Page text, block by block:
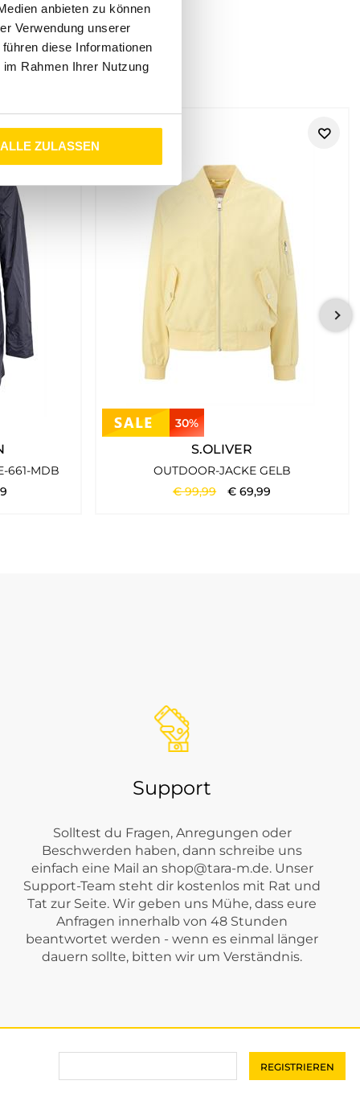
anbieten zu können
Verwendung unserer
diese Informationen
Rahmen Ihrer Nutzung
ALLE ZULASSEN
661-MDB
30%
S.OLIVER
OUTDOOR-JACKE GELB
€99,99 €69,99
Support
Solltest du Fragen, Anregungen oder
Beschwerden haben, dann schreibe uns
einfach eine Mail an shop@tara-m.de. Unser
Support-Team steht dir kostenlos mit Rat und
Tat zur Seite. Wir geben uns Mühe, dass eure
Anfragen innerhalb von 48 Stunden
beantwortet werden - wenn es einmal länger
dauern sollte, bitten wir um Verständnis.